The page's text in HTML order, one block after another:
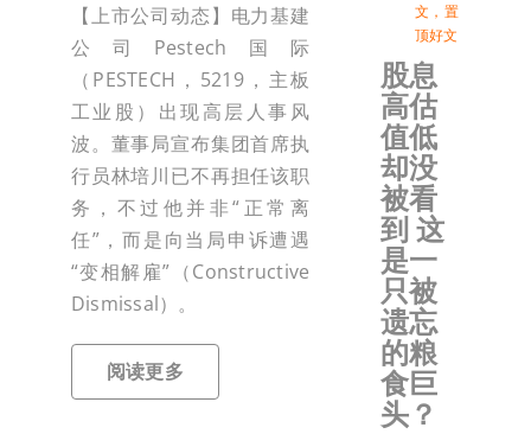
【上市公司动态】电力基建
公司Pestech国际
（PESTECH，5219，主板
工业股）出现高层人事风
波。董事局宣布集团首席执
行员林培川已不再担任该职
务，不过他并非“正常离
任”，而是向当局申诉遭遇
“变相解雇”（Constructive
Dismissal）。
阅读更多
文 ， 置
顶好文
股息
高估
值低
却没
被看
到 这
是一
只被
遗忘
的粮
食巨
头？